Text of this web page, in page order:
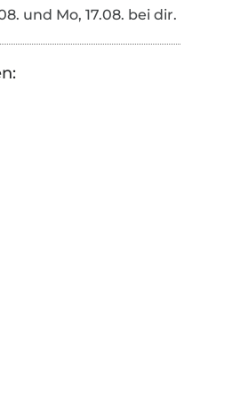
und Mo, 17.08. bei dir.